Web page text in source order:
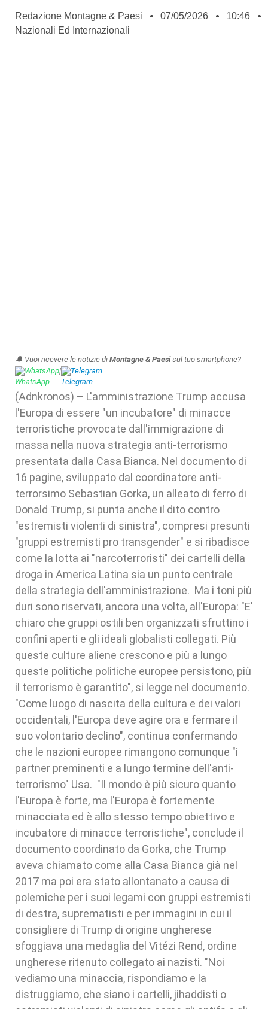
Redazione Montagne & Paesi 07/05/2026
10:46
Nazionali Ed Internazionali
🔔 Vuoi ricevere le notizie di Montagne & Paesisul tuo smartphone?
WhatsApp| Telegram
(Adnkronos) – L'amministrazione Trump accusa
l'Europa di essere "un incubatore" di minacce
terroristiche provocate dall'immigrazione di
massa nella nuova strategia anti-terrorismo
presentata dalla Casa Bianca. Nel documento di
16 pagine, sviluppato dal coordinatore anti-
terrorsimo Sebastian Gorka, un alleato di ferro di
Donald Trump, si punta anche il dito contro
"estremisti violenti di sinistra", compresi presunti
"gruppi estremisti pro transgender" e si ribadisce
come la lotta ai "narcoterroristi" dei cartelli della
droga in America Latina sia un punto centrale
della strategia dell'amministrazione. Ma i toni più
duri sono riservati, ancora una volta, all'Europa: "E'
chiaro che gruppi ostili ben organizzati sfruttino i
confini aperti e gli ideali globalisti collegati. Più
queste culture aliene crescono e più a lungo
queste politiche politiche europee persistono, più
il terrorismo è garantito", si legge nel documento.
"Come luogo di nascita della cultura e dei valori
occidentali, l'Europa deve agire ora e fermare il
suo volontario declino", continua confermando
che le nazioni europee rimangono comunque "i
partner preminenti e a lungo termine dell'anti-
terrorismo" Usa. "Il mondo è più sicuro quanto
l'Europa è forte, ma l'Europa è fortemente
minacciata ed è allo stesso tempo obiettivo e
incubatore di minacce terroristiche", conclude il
documento coordinato da Gorka, che Trump
aveva chiamato come alla Casa Bianca già nel
2017 ma poi era stato allontanato a causa di
polemiche per i suoi legami con gruppi estremisti
di destra, suprematisti e per immagini in cui il
consigliere di Trump di origine ungherese
sfoggiava una medaglia del Vitézi Rend, ordine
ungherese ritenuto collegato ai nazisti. "Noi
vediamo una minaccia, rispondiamo e la
distruggiamo, che siano i cartelli, jihaddisti o